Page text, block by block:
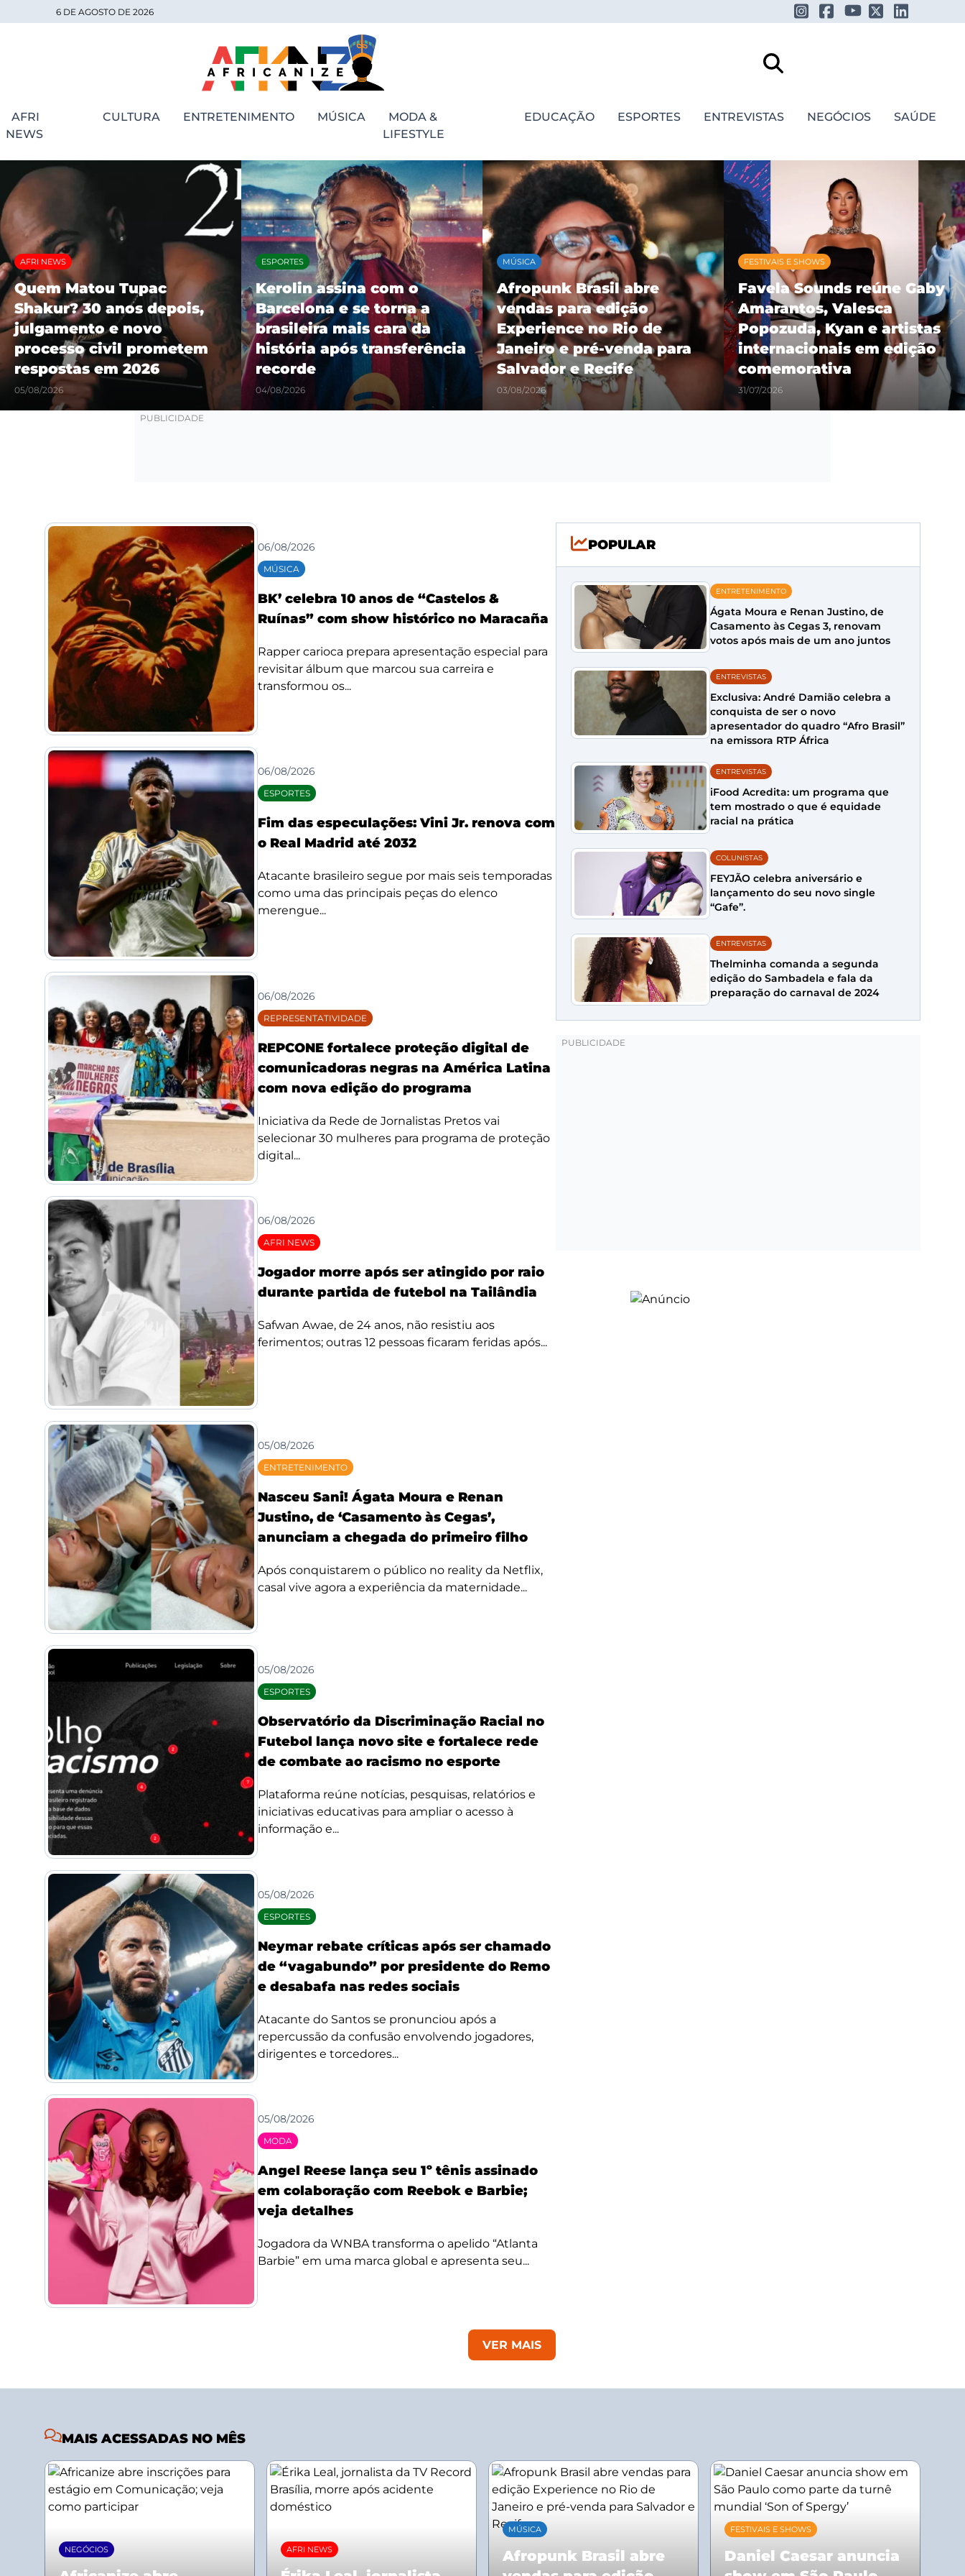
6 DE AGOSTO DE 2026
AFRI
NEWS
CULTURA ENTRETENIMENTO MÚSICA
MODA &
LIFESTYLE
EDUCAÇÃO ESPORTES ENTREVISTAS NEGÓCIOS SAÚDE
AFRI NEWS
Quem Matou Tupac
Shakur? 30 anos depois,
julgamento e novo
processo civil prometem
respostas em 2026
05/08/2026
ESPORTES
Kerolin assina com o
Barcelona e se torna a
brasileira mais cara da
história após transferência
recorde
04/08/2026
MÚSICA
Afropunk Brasil abre
vendas para edição
Experience no Rio de
Janeiro e pré-venda para
Salvador e Recife
03/08/2026
FESTIVAIS E SHOWS
Favela Sounds reúne Gaby
Amarantos, Valesca
Popozuda, Kyan e artistas
internacionais em edição
comemorativa
31/07/2026
06/08/2026
MÚSICA
BK’ celebra 10 anos de “Castelos &
Ruínas” com show histórico no Maracaña
Rapper carioca prepara apresentação especial para
revisitar álbum que marcou sua carreira e
transformou os...
06/08/2026
ESPORTES
Fim das especulações: Vini Jr. renova com
o Real Madrid até 2032
Atacante brasileiro segue por mais seis temporadas
como uma das principais peças do elenco
merengue...
06/08/2026
REPRESENTATIVIDADE
REPCONE fortalece proteção digital de
comunicadoras negras na América Latina
com nova edição do programa
Iniciativa da Rede de Jornalistas Pretos vai
selecionar 30 mulheres para programa de proteção
digital...
06/08/2026
AFRI NEWS
Jogador morre após ser atingido por raio
durante partida de futebol na Tailândia
Safwan Awae, de 24 anos, não resistiu aos
ferimentos; outras 12 pessoas ficaram feridas após...
05/08/2026
ENTRETENIMENTO
Nasceu Sani! Ágata Moura e Renan
Justino, de ‘Casamento às Cegas’,
anunciam a chegada do primeiro filho
Após conquistarem o público no reality da Netflix,
casal vive agora a experiência da maternidade...
05/08/2026
ESPORTES
Observatório da Discriminação Racial no
Futebol lança novo site e fortalece rede
de combate ao racismo no esporte
Plataforma reúne notícias, pesquisas, relatórios e
iniciativas educativas para ampliar o acesso à
informação e...
05/08/2026
ESPORTES
Neymar rebate críticas após ser chamado
de “vagabundo” por presidente do Remo
e desabafa nas redes sociais
Atacante do Santos se pronunciou após a
repercussão da confusão envolvendo jogadores,
dirigentes e torcedores...
05/08/2026
MODA
Angel Reese lança seu 1º tênis assinado
em colaboração com Reebok e Barbie;
veja detalhes
Jogadora da WNBA transforma o apelido “Atlanta
Barbie” em uma marca global e apresenta seu...
VER MAIS
POPULAR
ENTRETENIMENTO
Ágata Moura e Renan Justino, de
Casamento às Cegas 3, renovam
votos após mais de um ano juntos
ENTREVISTAS
Exclusiva: André Damião celebra a
conquista de ser o novo
apresentador do quadro “Afro Brasil”
na emissora RTP África
ENTREVISTAS
iFood Acredita: um programa que
tem mostrado o que é equidade
racial na prática
COLUNISTAS
FEYJÃO celebra aniversário e
lançamento do seu novo single
“Gafe”.
ENTREVISTAS
Thelminha comanda a segunda
edição do Sambadela e fala da
preparação do carnaval de 2024
MAIS ACESSADAS NO MÊS
NEGÓCIOS AFRI NEWS
MÚSICA
Afropunk Brasil abre
FESTIVAIS E SHOWS
Daniel Caesar anuncia